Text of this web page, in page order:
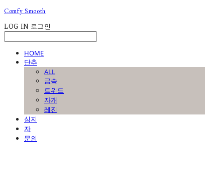
Comfy Smooth
LOG IN 로그인
HOME
단추
ALL
금속
트위드
자개
레진
심지
자
문의